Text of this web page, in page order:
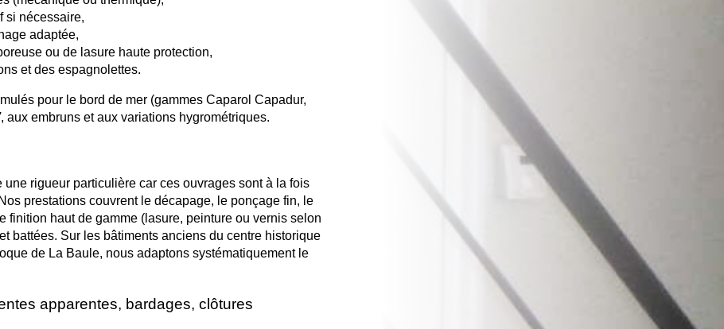
si nécessaire,
adaptée,
ou de lasure haute protection,
et des espagnolettes.
pour le bord de mer (gammes Caparol Capadur,
embruns et aux variations hygrométriques.
rigueur particulière car ces ouvrages sont à la fois
prestations couvrent le décapage, le ponçage fin, le
finition haut de gamme (lasure, peinture ou vernis selon
battées. Sur les bâtiments anciens du centre historique
de La Baule, nous adaptons systématiquement le
apparentes, bardages, clôtures